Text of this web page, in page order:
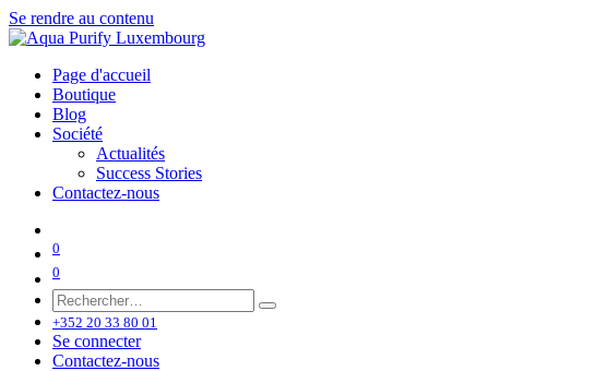
Se rendre au contenu
Page d'accueil
Boutique
Blog
Société
Actualités
Success Stories
Contactez-nous
0
0
+352 20 33 80 01
Se connecter
Contactez-nous